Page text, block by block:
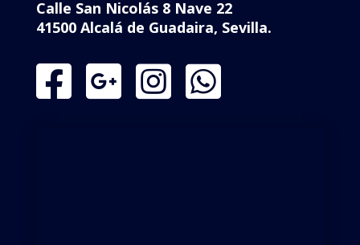
Calle San Nicolás 8 Nave 22
41500 Alcalá de Guadaira, Sevilla.